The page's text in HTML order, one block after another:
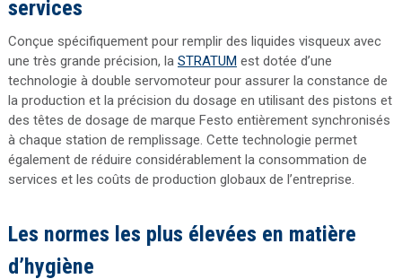
services
Conçue spécifiquement pour remplir des liquides visqueux avec
une très grande précision, la STRATUM est dotée d’une
technologie à double servomoteur pour assurer la constance de
la production et la précision du dosage en utilisant des pistons et
des têtes de dosage de marque Festo entièrement synchronisés
à chaque station de remplissage. Cette technologie permet
également de réduire considérablement la consommation de
services et les coûts de production globaux de l’entreprise.
Les normes les plus élevées en matière
d’hygiène